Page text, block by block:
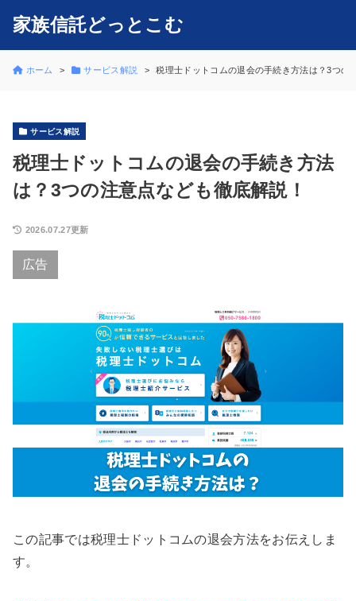
家族信託どっとこむ
ホーム サービス解説 税理士ドットコムの退会の手続き方法は？3つの
サービス解説
税理士ドットコムの退会の手続き方法
は？3つの注意点なども徹底解説！
2026.07.27更新
広告
この記事では税理士ドットコムの退会方法をお伝えしま
す。